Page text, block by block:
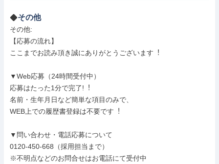
その他
その他:
【応募の流れ】
ここまでお読み頂き誠にありがとうございます︕
▼Web応募（24時間受付中）
応募はたった1分で完了!︕
名前・生年月日など簡単な項目のみで、
WEB上での履歴書登録は不要です︕
▼問い合わせ・電話応募について
0120-450-668（採用担当まで）
※不明点などのお問合せはお電話にて受付中